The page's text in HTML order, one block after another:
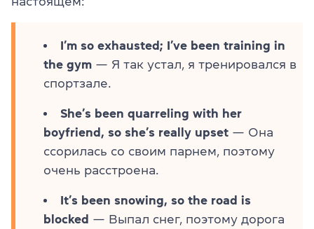
I’m so exhausted; I’ve been training in
the gym — Я так устал, я тренировался в
спортзале.
She’s been quarreling with her
boyfriend, so she’s really upset — Она
ссорилась со своим парнем, поэтому
очень расстроена.
It’s been snowing, so the road is
blocked — Выпал снег, поэтому дорога